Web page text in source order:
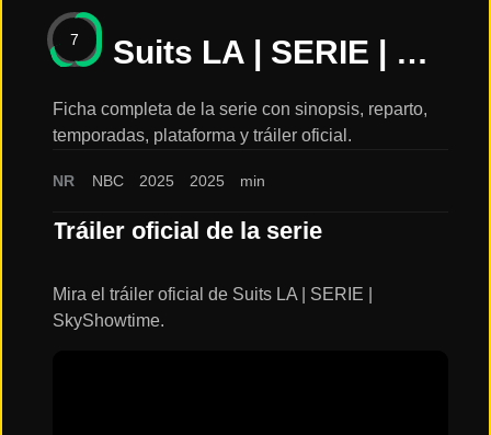
Series
de TV y
Streaming
Plataformas
ESTRENOS
7 Suits LA | SERIE | SkyShowtime: sinopsis, reparto y tráiler
Ficha completa de la serie con sinopsis, reparto,
temporadas, plataforma y tráiler oficial.
NR NBC 2025 2025 min
Tráiler oficial de la serie
Mira el tráiler oficial de Suits LA | SERIE |
SkyShowtime.